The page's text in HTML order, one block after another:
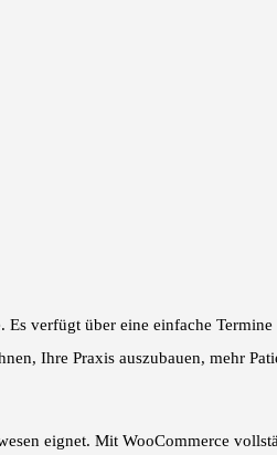
verfügt über eine einfache
Ihre Praxis auszubauen, mehr
eignet. Mit WooCommerce